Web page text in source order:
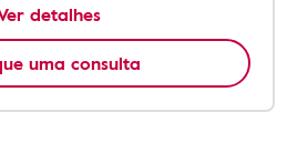
detalhes
uma consulta